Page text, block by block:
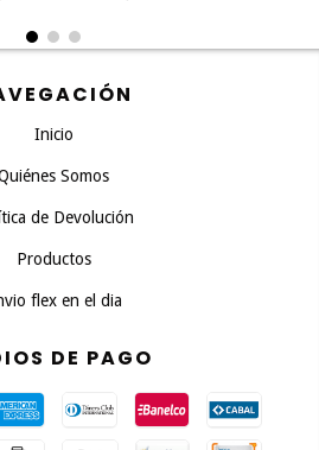
Inicio
Somos
de Devolución
Productos
flex en el dia
DE PAGO